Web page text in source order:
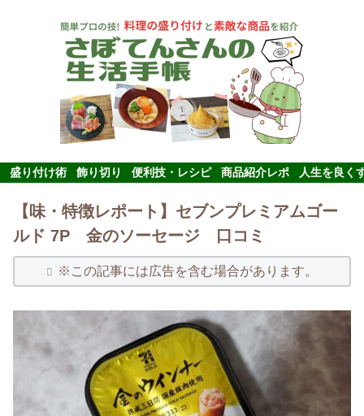
盛り付け術 飾り切り 便利技・レシピ 商品紹介レポ 人生を良く
【味・特徴レポート】セブンプレミアムゴー
ルド 7P 金のソーセージ 口コミ
※この記事には広告を含む場合があります。